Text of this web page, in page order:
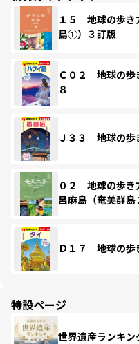
１５ 地球の歩
島①）３訂版
Ｃ０２ 地球の
８
Ｊ３３ 地球の
０２ 地球の歩
呂麻島（奄美群
Ｄ１７ 地球の
特設ページ
世界遺産ランキン